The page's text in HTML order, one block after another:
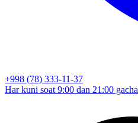
+998 (78) 333-11-37
Har kuni soat 9:00 dan 21:00 gacha